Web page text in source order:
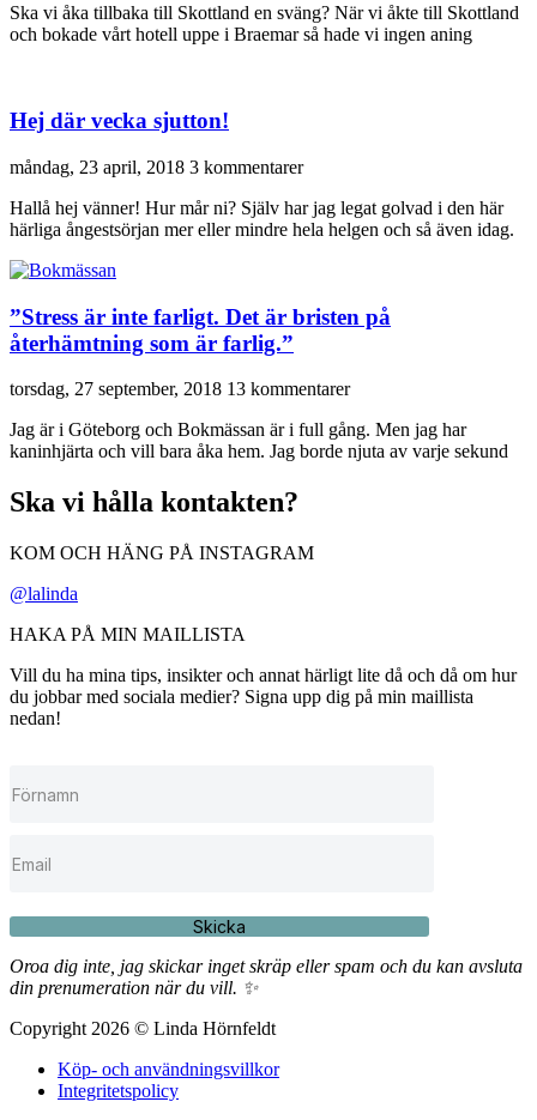
Ska vi åka tillbaka till Skottland en sväng? När vi åkte till Skottland
och bokade vårt hotell uppe i Braemar så hade vi ingen aning
Hej där vecka sjutton!
måndag, 23 april, 2018 3 kommentarer
Hallå hej vänner! Hur mår ni? Själv har jag legat golvad i den här
härliga ångestsörjan mer eller mindre hela helgen och så även idag.
”Stress är inte farligt. Det är bristen på
återhämtning som är farlig.”
torsdag, 27 september, 2018 13 kommentarer
Jag är i Göteborg och Bokmässan är i full gång. Men jag har
kaninhjärta och vill bara åka hem. Jag borde njuta av varje sekund
Ska vi hålla kontakten?
KOM OCH HÄNG PÅ INSTAGRAM
@lalinda
HAKA PÅ MIN MAILLISTA
Vill du ha mina tips, insikter och annat härligt lite då och då om hur
du jobbar med sociala medier? Signa upp dig på min maillista
nedan!
Skicka
Oroa dig inte, jag skickar inget skräp eller spam och du kan avsluta
din prenumeration när du vill. ✨
Copyright 2026 © Linda Hörnfeldt
Köp- och användningsvillkor
Integritetspolicy